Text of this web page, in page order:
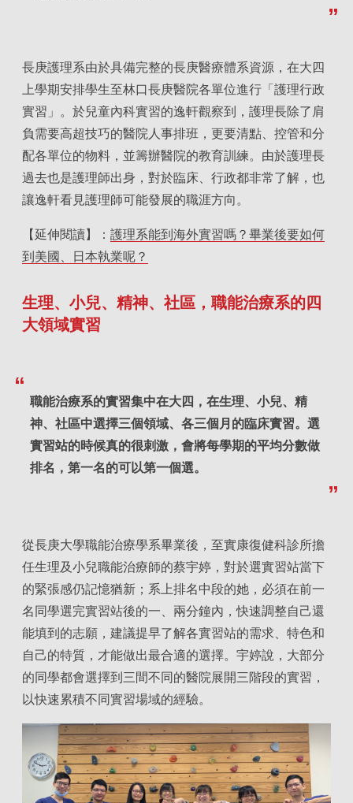
長庚護理系由於具備完整的長庚醫療體系資源，在大四
上學期安排學生至林口長庚醫院各單位進行「護理行政
實習」。於兒童內科實習的逸軒觀察到，護理長除了肩
負需要高超技巧的醫院人事排班，更要清點、控管和分
配各單位的物料，並籌辦醫院的教育訓練。由於護理長
過去也是護理師出身，對於臨床、行政都非常了解，也
讓逸軒看見護理師可能發展的職涯方向。
【延伸閱讀】： 護理系能到海外實習嗎？畢業後要如何
到美國、日本執業呢？
生理、小兒、精神、社區，職能治療系的四
大領域實習
職能治療系的實習集中在大四，在生理、小兒、精
神、社區中選擇三個領域、各三個月的臨床實習。選
實習站的時候真的很刺激，會將每學期的平均分數做
排名，第一名的可以第一個選。
從長庚大學職能治療學系畢業後，至實康復健科診所擔
任生理及小兒職能治療師的蔡宇婷，對於選實習站當下
的緊張感仍記憶猶新；系上排名中段的她，必須在前一
名同學選完實習站後的一、兩分鐘內，快速調整自己還
能填到的志願，建議提早了解各實習站的需求、特色和
自己的特質，才能做出最合適的選擇。宇婷說，大部分
的同學都會選擇到三間不同的醫院展開三階段的實習，
以快速累積不同實習場域的經驗。